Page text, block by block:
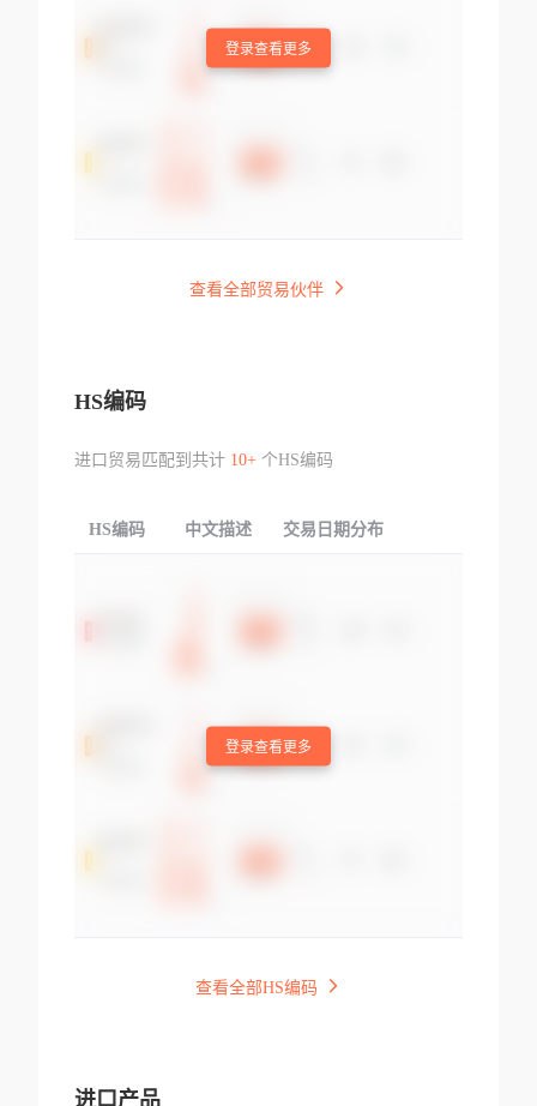
登录查看更多
查看全部贸易伙伴
HS编码
进口贸易匹配到共计 10+个HS编码
HS编码 中文描述 交易日期分布
登录查看更多
查看全部HS编码
进口产品